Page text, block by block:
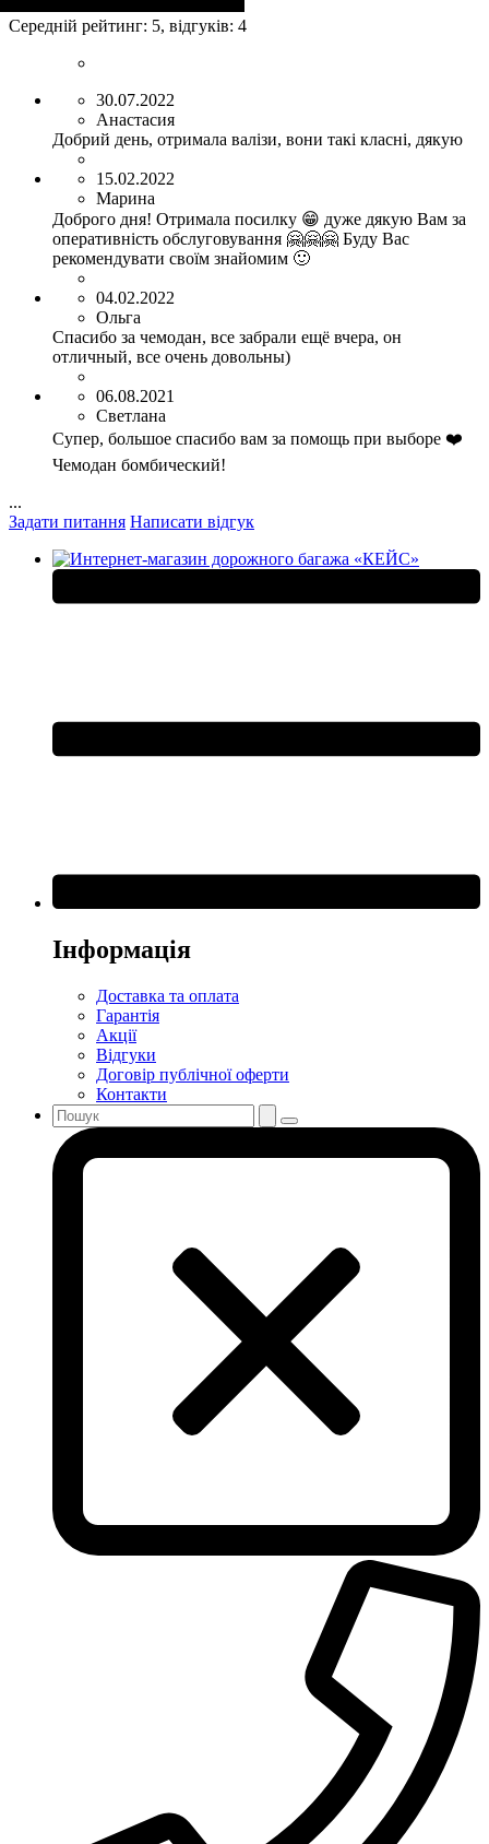
55х38x20
Середній рейтинг: 5, відгуків: 4
30.07.2022
Анастасия
Добрий день, отримала валізи, вони такі класні, дякую
15.02.2022
Марина
Доброго дня! Отримала посилку 😁 дуже дякую Вам за
оперативність обслуговування 🤗🤗🤗 Буду Вас
рекомендувати своїм знайомим 🙂
04.02.2022
Ольга
Спасибо за чемодан, все забрали ещё вчера, он
отличный, все очень довольны)
06.08.2021
Светлана
Супер, большое спасибо вам за помощь при выборе ❤️
Чемодан бомбический!
...
Задати питання Написати відгук
Інформація
Доставка та оплата
Гарантія
Акції
Відгуки
Договір публічної оферти
Контакти